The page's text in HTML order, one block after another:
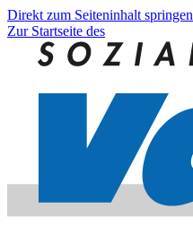
Direkt zum Seiteninhalt springen
Zur Startseite des